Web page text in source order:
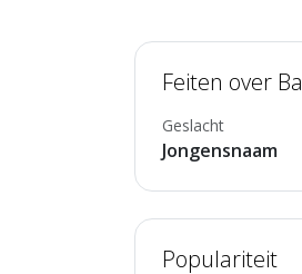
Feiten over
Geslacht
Jongensnaam
Populariteit